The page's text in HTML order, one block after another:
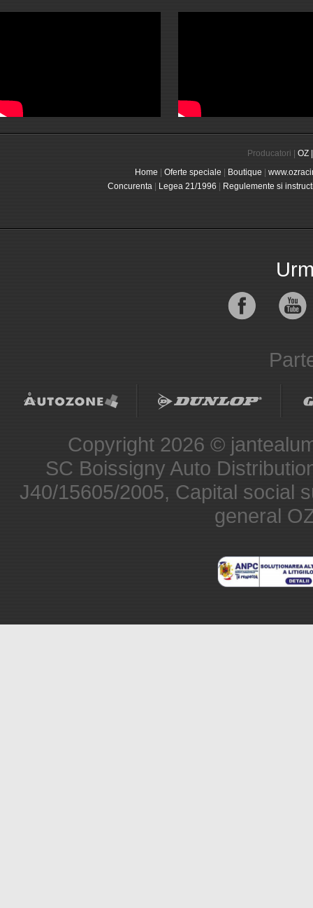
Producatori | OZ |
Home| Oferte speciale| Boutique|
Concurenta | Legea 21/1996 | Regulemente si
Copyright 2026 ©
SC Boissigny Auto
J40/15605/2005, Capital social
general